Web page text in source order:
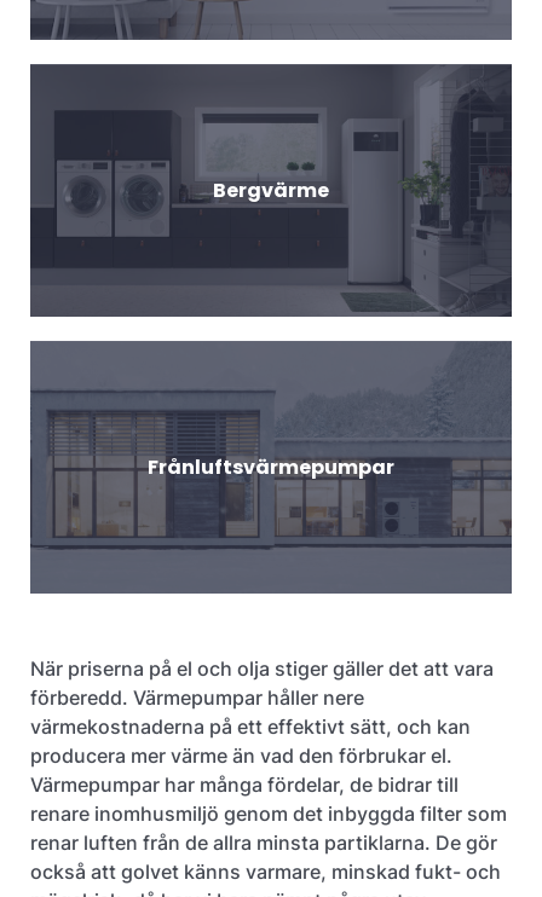
Bergvärme
Frånluftsvärmepumpar
När priserna på el och olja stiger gäller det att vara
förberedd. Värmepumpar håller nere
värmekostnaderna på ett effektivt sätt, och kan
producera mer värme än vad den förbrukar el.
Värmepumpar har många fördelar, de bidrar till
renare inomhusmiljö genom det inbyggda filter som
renar luften från de allra minsta partiklarna. De gör
också att golvet känns varmare, minskad fukt- och